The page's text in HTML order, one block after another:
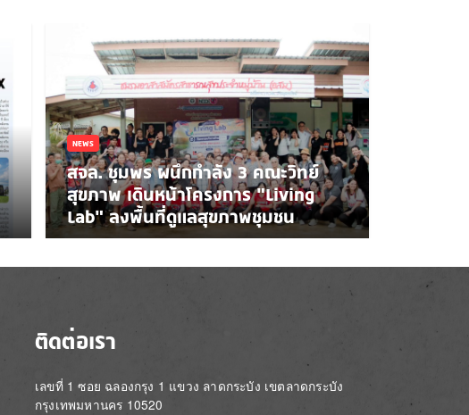
NEWS
สจล. ชุมพร ผนึกกำลัง 3 คณะวิทย์
สุขภาพ เดินหน้าโครงการ “Living
Lab” ลงพื้นที่ดูแลสุขภาพชุมชน
ติดต่อเรา
เลขที่ 1 ซอย ฉลองกรุง 1 แขวง ลาดกระบัง เขตลาดกระบัง
กรุงเทพมหานคร 10520